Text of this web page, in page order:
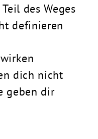
des Weges
definieren
dich nicht
geben dir